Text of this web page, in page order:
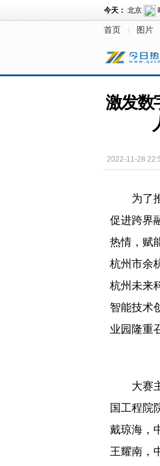
首页 图片
激发数
2022-11-28
为了
促进跨界
热情，赋
杭州市余
杭州未来
智能技术
业园隆重
大赛
国工程院
戴琼海，
王耀南，